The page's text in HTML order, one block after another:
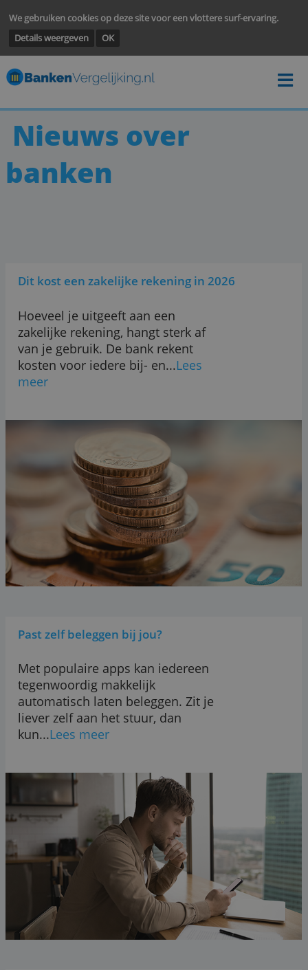
We gebruiken cookies op deze site voor een vlottere surf-
Details weergeven
Nieuws over
banken
Dit kost een zakelijke rekening in 2026
Hoeveel je uitgeeft aan een
zakelijke rekening, hangt sterk af
meer
Past zelf beleggen bij jou?
tegenwoordig makkelijk
automatisch laten beleggen. Zit je
liever zelf aan het stuur, dan
Lees meer